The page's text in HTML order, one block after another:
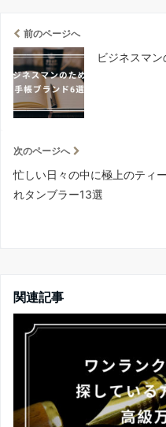
前のページへ
ビジネスマ
次のページへ
忙しい日々の中に極上のティ
れタンブラー13選
関連記事